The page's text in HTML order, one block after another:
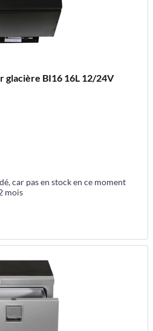
glacière BI16 16L 12/24V
car pas en stock en ce moment
mois